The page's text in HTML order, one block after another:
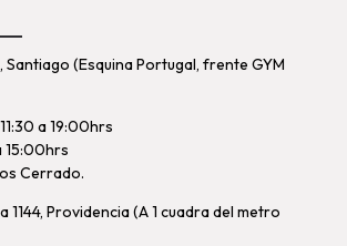
(Esquina Portugal, frente GYM
a 19:00hrs
15:00hrs
Cerrado.
1144, Providencia (A 1 cuadra del metro